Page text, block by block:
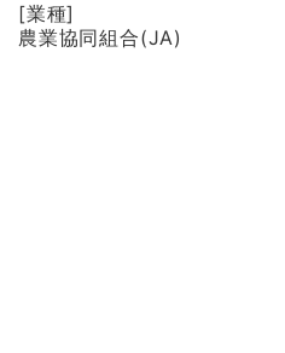
[業種]
農業協同組合(JA)